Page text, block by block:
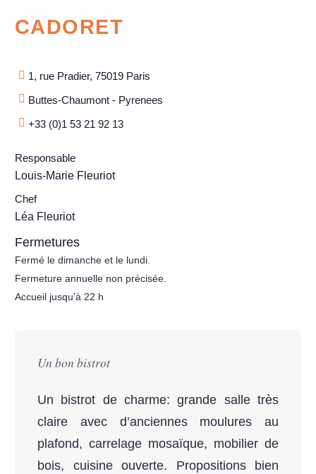
CADORET
1, rue Pradier, 75019 Paris
Buttes-Chaumont - Pyrenees
+33 (0)1 53 21 92 13
Responsable
Louis-Marie Fleuriot
Chef
Léa Fleuriot
Fermetures
Fermé le dimanche et le lundi.
Fermeture annuelle non précisée.
Accueil jusqu'à 22 h
Un bon bistrot
Un bistrot de charme: grande salle très
claire avec d’anciennes moulures au
plafond, carrelage mosaïque, mobilier de
bois, cuisine ouverte. Propositions bien